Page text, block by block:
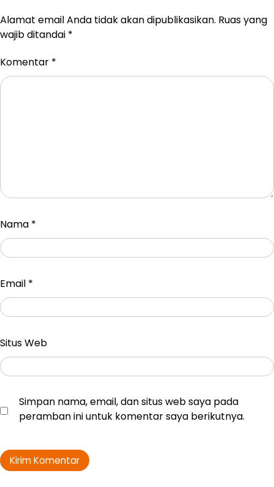
Alamat email Anda tidak akan dipublikasikan. Ruas yang
wajib ditandai *
Komentar *
Nama *
Email *
Situs Web
Simpan nama, email, dan situs web saya pada
peramban ini untuk komentar saya berikutnya.